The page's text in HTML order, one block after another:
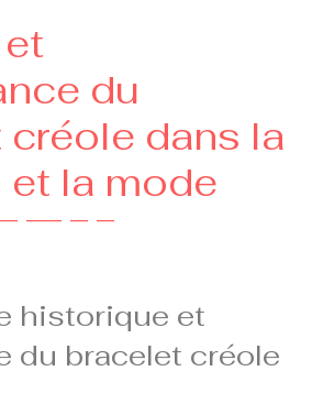
du
dans la
la mode
historique et
du bracelet créole